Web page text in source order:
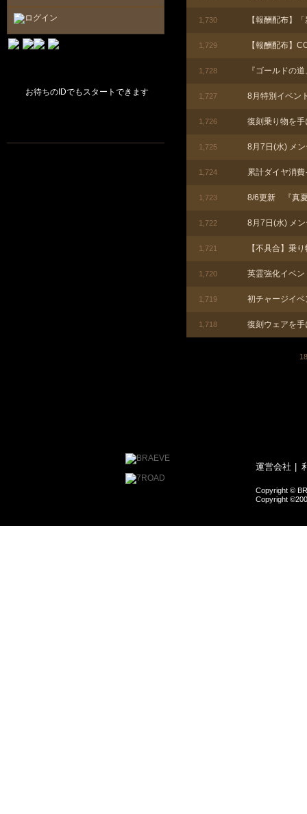
お待ちのIDでもスタートできます
1,730 【報酬配布】
1,729 【報酬配布】
1,728 『ゴールドの
1,727 8月特別イベン
1,726 復刻乗り物を
1,725 8月7日(水) メ
1,724 累計ダイヤ消
1,723 8/6更新 『真夏
1,722 8月7日(水) メ
1,721 【不具合】乗
1,720 英霊強化イベン
1,719 初チャージイ
1,718 復刻ウェアを
運営会社
Copyright ©
Copyright